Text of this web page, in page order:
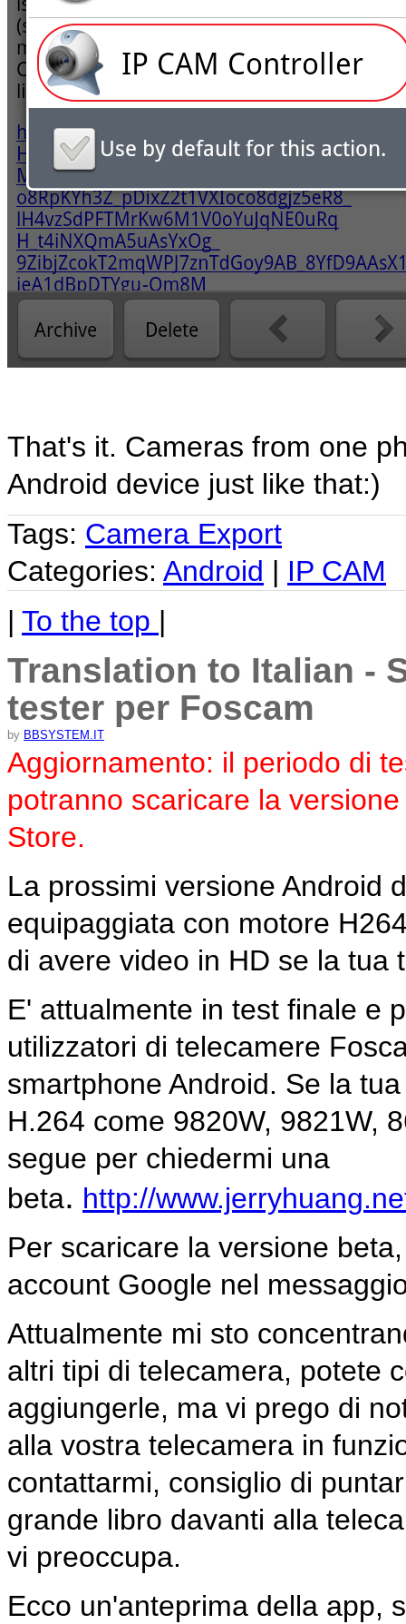
That's it. Cameras from one
Android device just like that:)
Tags: Camera Export
Categories: Android | IP CAM
| To the top |
Translation to Italian -
tester per Foscam
by BBSYSTEM.IT
Aggiornamento: il periodo di
potranno scaricare la
Store.
La prossimi versione Android
equipaggiata con motore
di avere video in HD se la tua
E' attualmente in test finale e
utilizzatori di telecamere
smartphone Android. Se la
H.264 come 9820W, 9821W,
segue per chiedermi una
beta. http://
Per scaricare la versione
account Google nel
Attualmente mi sto
altri tipi di telecamera, potete
aggiungerle, ma vi prego di
alla vostra telecamera in
contattarmi, consiglio di
grande libro davanti alla
vi preoccupa.
Ecco un'anteprima della app,